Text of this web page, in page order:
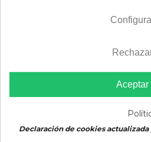
Honda TRX 650 Rincon 1
Aceptar
Declaración de cookies